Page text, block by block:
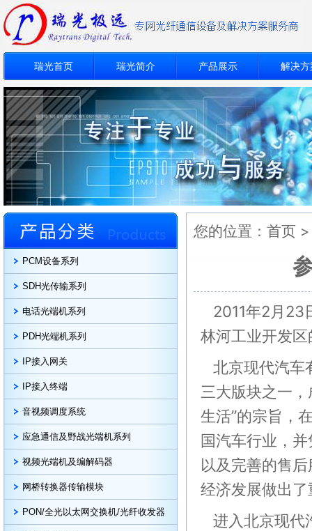
瑞光首页 瑞光简介 产品展示 解决方
PCM设备系列
SDH光传输系列
电话光端机系列
PDH光端机系列
IP接入网关
IP接入终端
音视频调度系统
应急通信及野战光端机系列
视频光端机及编解码器
网桥转换器传输模块
PON/全光以太网交换机/光纤收发器
您的位置： 首页
2011年2月23
林河工业开发
北京现代汽车
三大版块之一
生活”的宗旨，
国汽车行业，
以及完善的售
经济发展做出
进入北京现代